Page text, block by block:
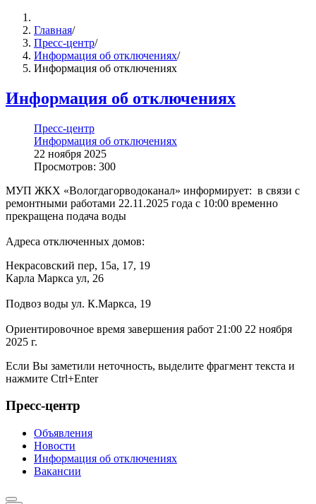
Главная/
Пресс-центр/
Информация об отключениях/
Информация об отключениях
Информация об отключениях
Пресс-центр
Информация об отключениях
22 ноября 2025
Просмотров: 300
МУП ЖКХ «Вологдагорводоканал» информирует: в связи с
ремонтными работами 22.11.2025 года с 10:00 временно
прекращена подача воды
Адреса отключенных домов:
Некрасовский пер, 15а, 17, 19
Карла Маркса ул, 26
Подвоз воды ул. К.Маркса, 19
Ориентировочное время завершения работ 21:00 22 ноября
2025 г.
Если Вы заметили неточность, выделите фрагмент текста и
нажмите Ctrl+Enter
Пресс-центр
Объявления
Новости
Информация об отключениях
Вакансии